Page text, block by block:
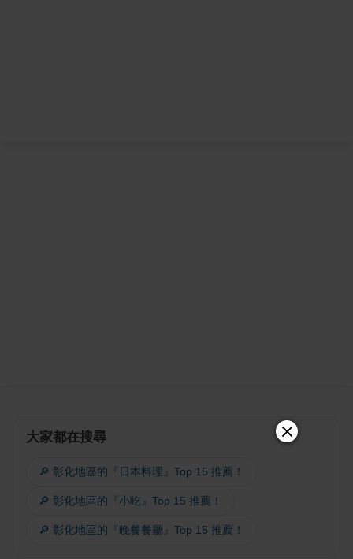
大家都在搜尋
🔎 彰化地區的『日本料理』Top 15 推薦！
🔎 彰化地區的『小吃』Top 15 推薦！
🔎 彰化地區的『晚餐餐廳』Top 15 推薦！